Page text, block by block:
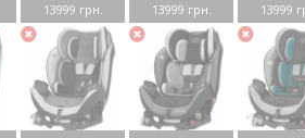
13999 грн. 13999 грн. 13999